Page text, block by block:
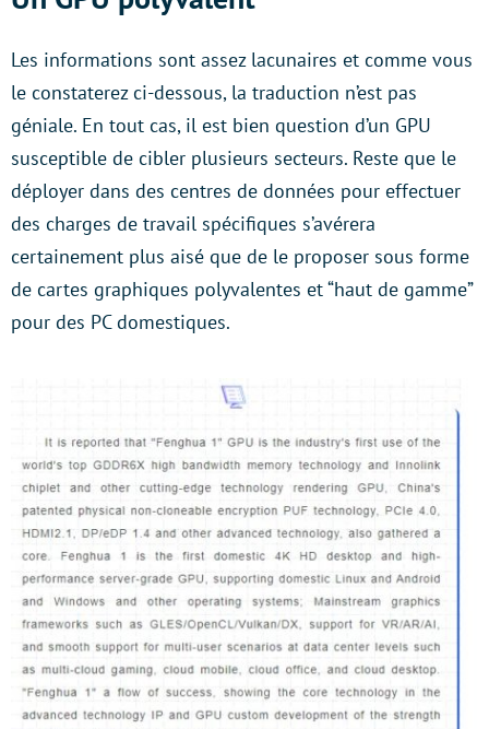
Les informations sont assez lacunaires et comme vous
le constaterez ci-dessous, la traduction n’est pas
géniale. En tout cas, il est bien question d’un GPU
susceptible de cibler plusieurs secteurs. Reste que le
déployer dans des centres de données pour effectuer
des charges de travail spécifiques s’avérera
certainement plus aisé que de le proposer sous forme
de cartes graphiques polyvalentes et “haut de gamme”
pour des PC domestiques.